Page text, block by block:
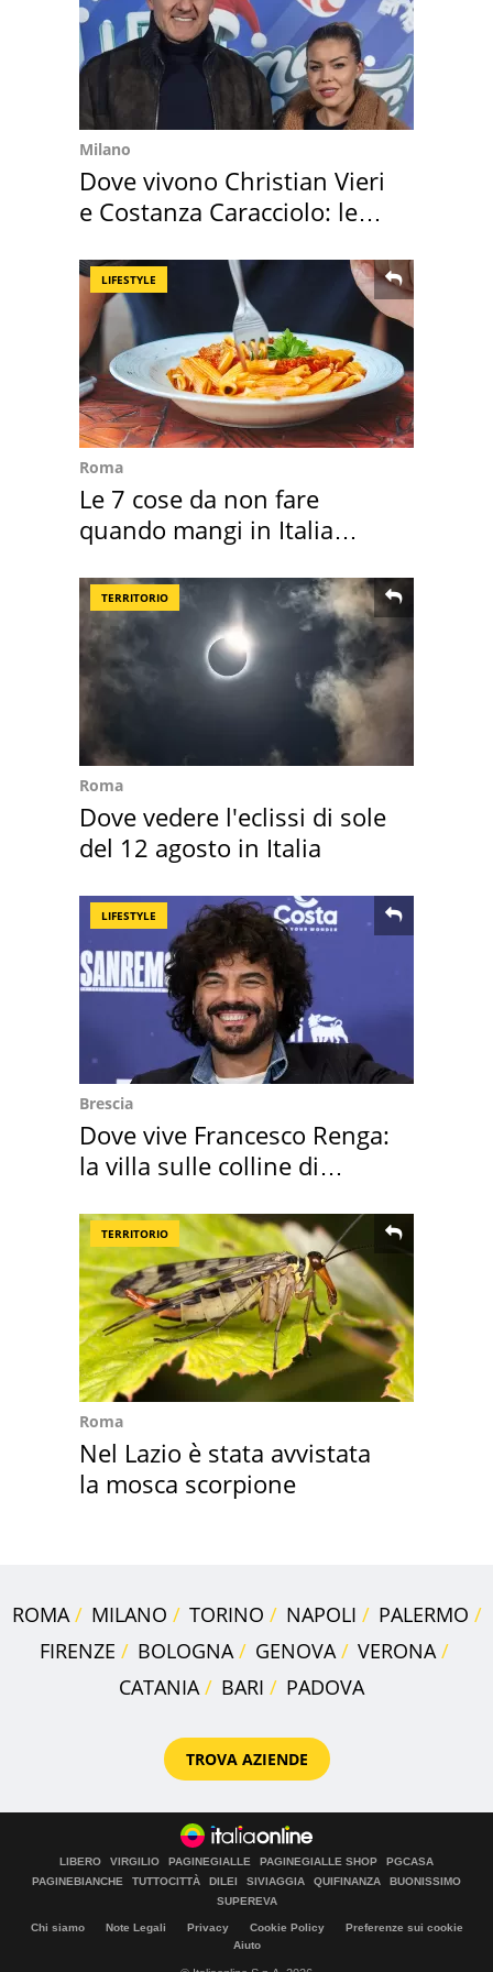
Milano
Dove vivono Christian Vieri
e Costanza Caracciolo: le
LIFESTYLE
Roma
Le 7 cose da non fare
quando mangi in Italia
TERRITORIO
Roma
Dove vedere l'eclissi di sole
del 12 agosto in Italia
LIFESTYLE
Brescia
Dove vive Francesco Renga:
la villa sulle colline di
TERRITORIO
Roma
Nel Lazio è stata avvistata
la mosca scorpione
ROMA MILANO TORINO NAPOLI
PALERMO
FIRENZE
BOLOGNA GENOVA
VERONA
CATANIA
BARI PADOVA
TROVA AZIENDE
LIBERO VIRGILIO PAGINEGIALLE PAGINEGIALLE SHOP
PGCASA
PAGINEBIANCHE
TUTTOCITTÀ DILEI SIVIAGGIA QUIFINANZA
BUONISSIMO
SUPEREVA
Chi siamo Note Legali Privacy Cookie Policy
Preferenze sui cookie
Aiuto